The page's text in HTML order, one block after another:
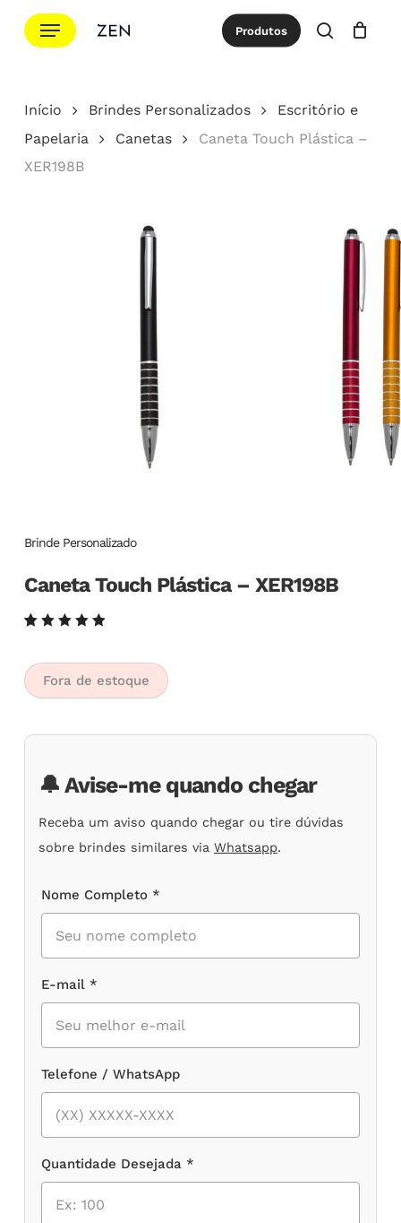
para
principal
Menu Produtos
procurar
Cotação Close
Início Brindes Personalizados
Escritório e
Papelaria
Canetas
Caneta Touch Plástica –
XER198B
Brinde Personalizado
Caneta Touch Plástica – XER198B
5.00de
5, com
baseado
em
clientes
Fora de estoque
🔔 Avise-me quando chegar
Receba um aviso quando chegar ou tire dúvidas
sobre brindes similares via Whatsapp.
Nome Completo *
E-mail *
Telefone / WhatsApp
Quantidade Desejada *